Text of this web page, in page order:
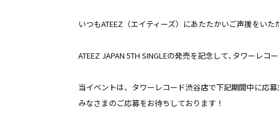
いつもATEEZ（エイティーズ）にあたたかいご声援をいた
ATEEZ JAPAN 5TH SINGLEの発売を記念して､タワーレコ
当イベントは、タワーレコード渋谷店で下記期間中に応
みなさまのご応募をお待ちしております！